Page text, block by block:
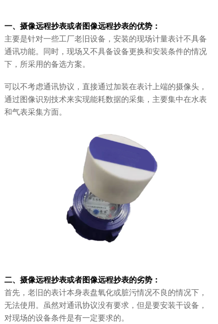
一、摄像远程抄表或者图像远程抄表的优势：
主要是针对一些工厂老旧设备，安装的现场计量表计不具备
通讯功能。同时，现场又不具备设备更换和安装条件的情况
下，所采用的备选方案。
可以不考虑通讯协议，直接通过加装在表计上端的摄像头，
通过图像识别技术来实现能耗数据的采集，主要集中在水表
和气表采集方面。
二、摄像远程抄表或者图像远程抄表的劣势：
首先，老旧的表计本身表盘氧化或脏污情况不良的情况下，
无法使用。虽然对通讯协议没有要求，但是要安装干设备，
对现场的设备条件是有一定要求的。